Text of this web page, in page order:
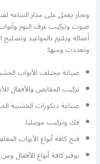
ونجار يعمل على مدار الساعة
صوت وتركيب غرف النوم وأبواب
أعماله ويلتزم بالمواعيد
وتعددت ومنها:
صيانة مختلف الأبواب
تركيب المقابض والأقفال
صناعة ديكورات الخشبية
فك وتركيب موبيليا.
فتح كافة أنواع الأبواب
توفير كافة أنواع الأقفال